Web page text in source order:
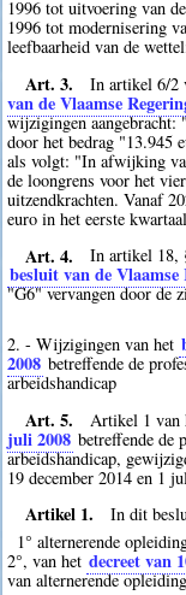
1996 tot uitvoering van
1996 tot modernisering
leefbaarheid van de
Art. 3. In artikel 6/2
van de Vlaamse
wijzigingen aangebracht:
door het bedrag "13.945
als volgt: "In afwijking
de loongrens voor het
uitzendkrachten. Vanaf
euro in het eerste
Art. 4. In artikel 18,
besluit van de
"G6" vervangen door de
2. - Wijzigingen van het
2008 betreffende de
arbeidshandicap
Art. 5. Artikel 1 van
juli 2008 betreffende de
arbeidshandicap,
19 december 2014 en 1
Artikel 1.
In dit
1° alternerende
2°, van het decreet van
van alternerende